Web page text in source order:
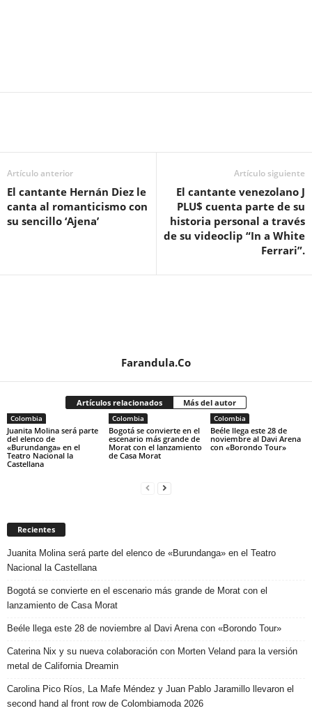
Artículo anterior
El cantante Hernán Diez le
canta al romanticismo con
su sencillo ‘Ajena’
Artículo siguiente
El cantante venezolano J
PLU$ cuenta parte de su
historia personal a través
de su videoclip “In a White
Ferrari”.
Farandula.Co
Artículos relacionados Más del autor
Colombia
Juanita Molina será parte
del elenco de
«Burundanga» en el
Teatro Nacional la
Castellana
Colombia
Bogotá se convierte en el
escenario más grande de
Morat con el lanzamiento
de Casa Morat
Colombia
Beéle llega este 28 de
noviembre al Davi Arena
con «Borondo Tour»
Recientes
Juanita Molina será parte del elenco de «Burundanga» en el Teatro
Nacional la Castellana
Bogotá se convierte en el escenario más grande de Morat con el
lanzamiento de Casa Morat
Beéle llega este 28 de noviembre al Davi Arena con «Borondo Tour»
Caterina Nix y su nueva colaboración con Morten Veland para la versión
metal de California Dreamin
Carolina Pico Ríos, La Mafe Méndez y Juan Pablo Jaramillo llevaron el
second hand al front row de Colombiamoda 2026